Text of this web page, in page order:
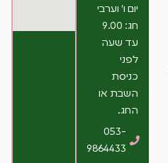
יום ו’ וערבי
חג: 9.00
עד שעה
לפני
כניסת
השבת או
החג.
053-
9864433